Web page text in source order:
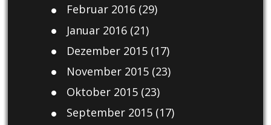
Februar 2016(29)
Januar 2016(21)
Dezember 2015(17)
November 2015(23)
Oktober 2015(23)
September 2015(17)